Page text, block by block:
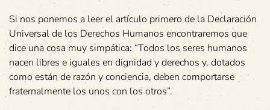
Si nos ponemos a leer el artículo primero de la Declaración
Universal de los Derechos Humanos encontraremos que
dice una cosa muy simpática: “Todos los seres humanos
nacen libres e iguales en dignidad y derechos y, dotados
como están de razón y conciencia, deben comportarse
fraternalmente los unos con los otros”.